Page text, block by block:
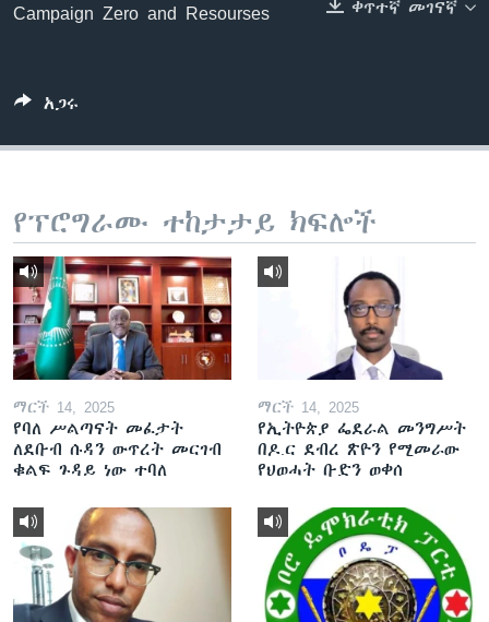
ቀጥተኛ መገናኛ
Campaign Zero and Resourses
አጋሩ
የፕሮግራሙ ተከታታይ ክፍሎች
ማርች 14, 2025
የባለ ሥልጣናት መፈታት
ለደቡብ ሱዳን ውጥረት መርገብ
ቁልፍ ጉዳይ ነው ተባለ
ማርች 14, 2025
የኢትዮጵያ ፌደራል መንግሥት
በዶ.ር ደብረ ጽዮን የሚመራው
የህወሓት ቡድን ወቀሰ